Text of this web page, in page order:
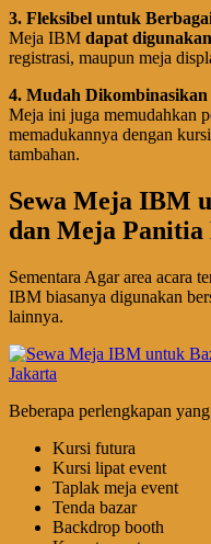
3. Fleksibel untuk
Meja IBM dapat digunakan
registrasi, maupun meja
4. Mudah
Meja ini juga memudahkan
memadukannya dengan
tambahan.
Sewa Meja IBM
dan Meja
Sementara Agar area acara
IBM biasanya digunakan
lainnya.
Beberapa perlengkapan
Kursi futura
Kursi lipat event
Taplak meja event
Tenda bazar
Backdrop booth